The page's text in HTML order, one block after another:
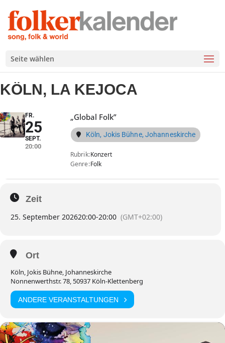
Seite wählen
KÖLN, LA KEJOCA
FR.
25
SEPT.
20:00
„Global Folk”
Köln, Jokis Bühne, Johanneskirche
Rubrik Konzert
Genre Folk
Zeit
25. September 202620:00-20:00 (GMT+02:00)
Ort
Köln, Jokis Bühne, Johanneskirche
Nonnenwerthstr. 78, 50937 Köln-Klettenberg
ANDERE VERANSTALTUNGEN